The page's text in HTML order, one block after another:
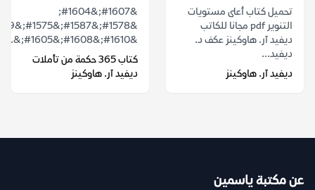
تحميل كتاب أعلى مستويات
التنوير pdf مجانا للكاتب
ديفيد آر. هاوكينز عكف د.
ديفيد...
ديفيد آر. هاوكينز
&#1607;&#1604;
&#1610;&#1608;&#1605;&...
كتاب 365 حكمة من تأملات
ديفيد آر. هاوكينز
عن مكتبة ياسمين